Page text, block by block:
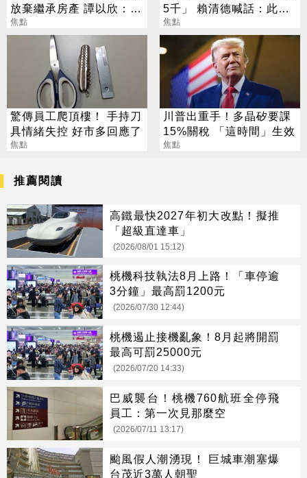
放棄繼承房產 譚以欣：不
實內容二次傷害
焦點
5千」 賴清德喊話：此時
不生待何時
焦點
驚傳員工爬頂樓！ 手持刀
具情緒失控 好市多回應了
焦點
川普出重手！多晶矽要課
15%關稅 「這時間」生效
焦點
推薦閱讀
高鐵最快2027年初大改點！擬推
「超級直達車」
(2026/08/01 15:12)
桃機科技執法8月上路！「車停逾
3分鐘」最高罰1200元
(2026/07/30 12:44)
桃機遏止接機亂象！8月起將開罰
最高可罰25000元
(2026/07/20 14:33)
巴威襲台！桃機760航班全停飛
員工：第一次見那麼空
(2026/07/11 13:17)
颱風假人潮湧現！ 巨城車潮塞爆
台茂近3萬人朝聖